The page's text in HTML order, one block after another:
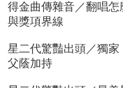
得金曲傳雜音／翻唱
與獎項界線
星二代驚豔出頭／獨
父蔭加持